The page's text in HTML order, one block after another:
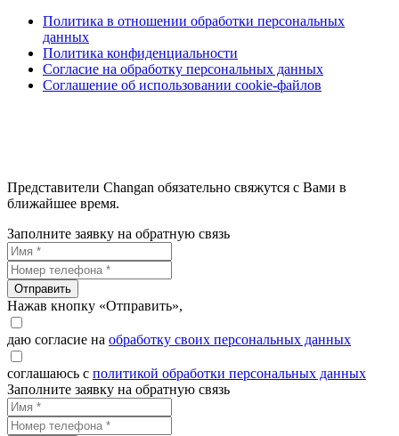
Политика в отношении обработки персональных
данных
Политика конфиденциальности
Согласие на обработку персональных данных
Соглашение об использовании cookie-файлов
Представители Changan обязательно свяжутся с Вами в
ближайшее время.
Заполните заявку на обратную связь
Отправить
Нажав кнопку «Отправить»,
даю согласие на обработку своих персональных данных
соглашаюсь с политикой обработки персональных данных
Заполните заявку на обратную связь